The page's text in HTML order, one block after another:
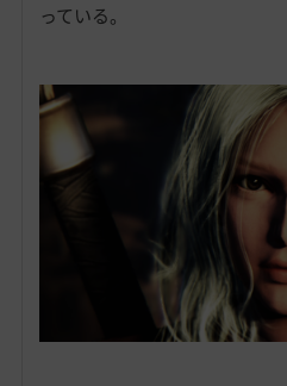
っている。